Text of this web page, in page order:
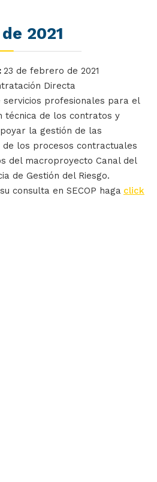
2021
23 de febrero de 2021
Directa
servicios profesionales para el
técnica de los contratos y
la gestión de las
de los procesos contractuales
del macroproyecto Canal del
de Gestión del Riesgo.
consulta en SECOP haga click